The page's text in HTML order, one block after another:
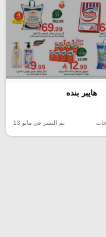
هايبر بنده
تم النشر في مايو 13